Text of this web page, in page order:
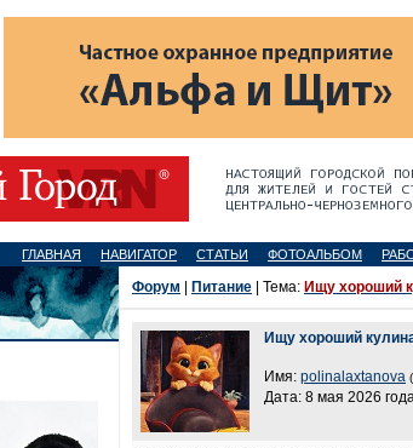
ГЛАВНАЯ НАВИГАТОР СТАТЬИ ФОТОАЛЬБОМ
Форум Питание | Тема: Ищу хороший
Ищу хороший
Имя: polinalaxtanova
Дата: 8 мая 2026